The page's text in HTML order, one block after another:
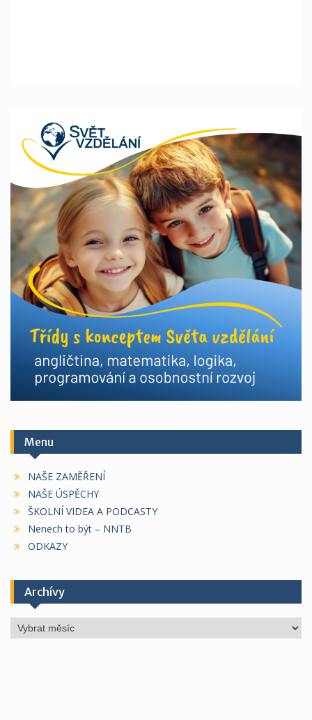
Menu
NAŠE ZAMĚŘENÍ
NAŠE ÚSPĚCHY
ŠKOLNÍ VIDEA A PODCASTY
Nenech to být – NNTB
ODKAZY
Archívy
Archívy